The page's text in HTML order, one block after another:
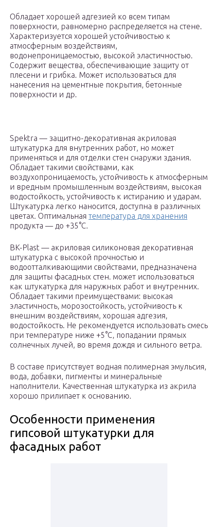
Обладает хорошей адгезией ко всем типам
поверхности, равномерно распределяется на стене.
Характеризуется хорошей устойчивостью к
атмосферным воздействиям,
водонепроницаемостью, высокой эластичностью.
Содержит вещества, обеспечивающие защиту от
плесени и грибка. Может использоваться для
нанесения на цементные покрытия, бетонные
поверхности и др.
Spektra — защитно-декоративная акриловая
штукатурка для внутренних работ, но может
применяться и для отделки стен снаружи здания.
Обладает такими свойствами, как
воздухопроницаемость, устойчивость к атмосферным
и вредным промышленным воздействиям, высокая
водостойкость, устойчивость к истиранию и ударам.
Штукатурка легко наносится, доступна в различных
цветах. Оптимальная температура для хранения
продукта — до +35°С.
BK-Plast — акриловая силиконовая декоративная
штукатурка с высокой прочностью и
водоотталкивающими свойствами, предназначена
для защиты фасадных стен. может использоваться
как штукатурка для наружных работ и внутренних.
Обладает такими преимуществами: высокая
эластичность, морозостойкость, устойчивость к
внешним воздействиям, хорошая адгезия,
водостойкость. Не рекомендуется использовать смесь
при температуре ниже +5°С, попадании прямых
солнечных лучей, во время дождя и сильного ветра.
В составе присутствует водная полимерная эмульсия,
вода, добавки, пигменты и минеральные
наполнители. Качественная штукатурка из акрила
хорошо прилипает к основанию.
Особенности применения
гипсовой штукатурки для
фасадных работ